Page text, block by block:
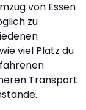
von Essen
zu
viel Platz du
Transport